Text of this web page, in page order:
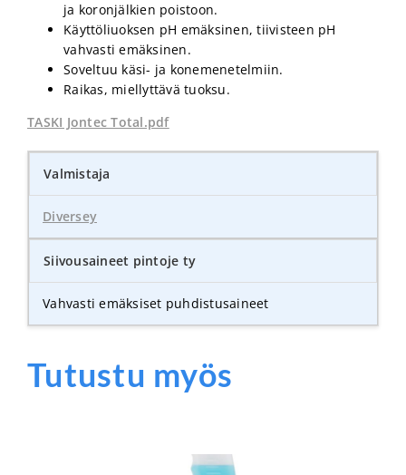
ja koronjälkien poistoon.
Käyttöliuoksen pH emäksinen, tiivisteen pH
vahvasti emäksinen.
Soveltuu käsi- ja konemenetelmiin.
Raikas, miellyttävä tuoksu.
TASKI Jontec Total.pdf
Valmistaja
Diversey
Siivousaineet pintoje ty
Vahvasti emäksiset puhdistusaineet
Tutustu myös